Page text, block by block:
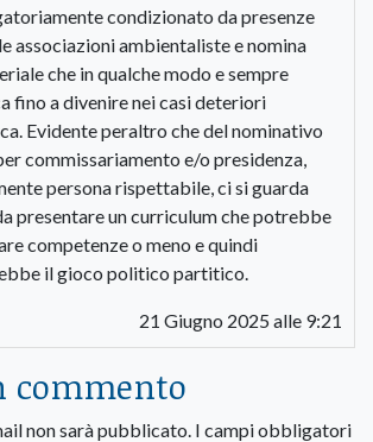
condizionato da presenze
associazioni ambientaliste e nomina
che in qualche modo e sempre
fino a divenire nei casi deteriori
Evidente peraltro che del nominativo
commissariamento e/o presidenza,
persona rispettabile, ci si guarda
presentare un curriculum che potrebbe
competenze o meno e quindi
il gioco politico partitico.
21 Giugno 2025 alle 9:21
commento
non sarà pubblicato. I campi obbligatori